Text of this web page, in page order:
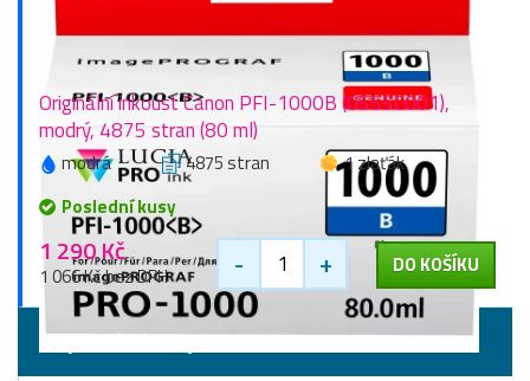
Originální inkoust Canon PFI-1000B (0555C001),
modrý, 4875 stran (80 ml)
modrá 4875 stran
1 zlaťák
Poslední kusy
1 290 Kč
1 066 Kč bez DPH - + DO KOŠÍKU
Odpadní nádoby